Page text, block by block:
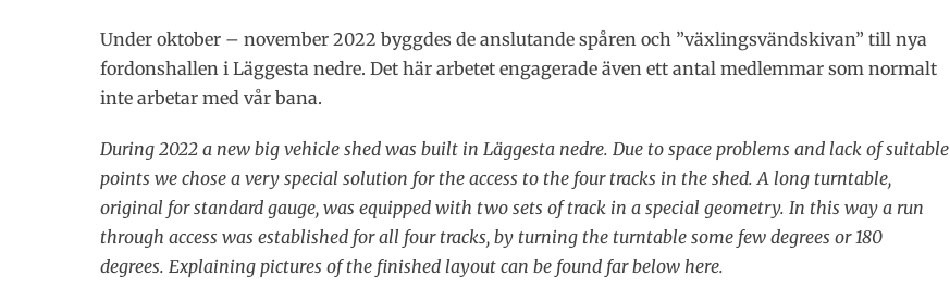
Under oktober – november 2022 byggdes de anslutande spåren och ”växlingsvändskivan” till nya
fordonshallen i Läggesta nedre. Det här arbetet engagerade även ett antal medlemmar som normalt
inte arbetar med vår bana.
During 2022 a new big vehicle shed was built in Läggesta nedre. Due to space problems and lack of suitable
points we chose a very special solution for the access to the four tracks in the shed. A long turntable,
original for standard gauge, was equipped with two sets of track in a special geometry. In this way a run
through access was established for all four tracks, by turning the turntable some few degrees or 180
degrees. Explaining pictures of the finished layout can be found far below here.